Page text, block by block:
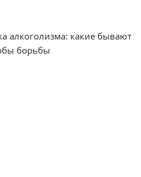
алкоголизма: какие бывают
борьбы